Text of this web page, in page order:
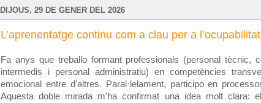
DIJOUS, 29 DE GENER DEL 2026
L’aprenentatge continu com a clau per a l’ocupabilitat
Fa anys que treballo formant professionals (personal tècnic,
intermedis i personal administratiu) en competències
emocional entre d'altres. Paral·lelament, participo en
Aquesta doble mirada m’ha confirmat una idea molt clara: